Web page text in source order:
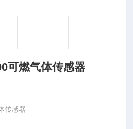
可燃气体传感器
传感器